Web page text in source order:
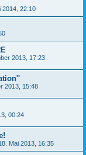
2014, 22:10
2013, 17:23
2013, 15:48
00:24
Mai 2013, 16:35